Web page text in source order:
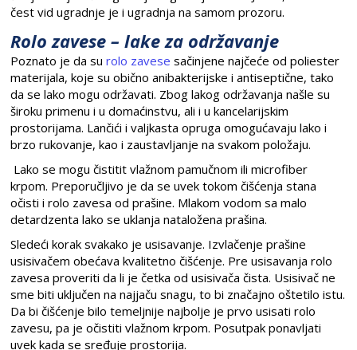
čest vid ugradnje je i ugradnja na samom prozoru.
Rolo zavese – lake za održavanje
Poznato je da surolo zavese sačinjene najčeće od poliester
materijala, koje su obično anibakterijske i antiseptične, tako
da se lako mogu održavati. Zbog lakog održavanja našle su
široku primenu i u domaćinstvu, ali i u kancelarijskim
prostorijama. Lančići i valjkasta opruga omogućavaju lako i
brzo rukovanje, kao i zaustavljanje na svakom položaju.
Lako se mogu čistitit vlažnom pamučnom ili microfiber
krpom. Preporučljivo je da se uvek tokom čišćenja stana
očisti i rolo zavesa od prašine. Mlakom vodom sa malo
detardzenta lako se uklanja nataložena prašina.
Sledeći korak svakako je usisavanje. Izvlačenje prašine
usisivačem obećava kvalitetno čišćenje. Pre usisavanja rolo
zavesa proveriti da li je četka od usisivača čista. Usisivač ne
sme biti uključen na najjaču snagu, to bi značajno oštetilo istu.
Da bi čišćenje bilo temeljnije najbolje je prvo usisati rolo
zavesu, pa je očistiti vlažnom krpom. Posutpak ponavljati
uvek kada se sređuje prostorija.